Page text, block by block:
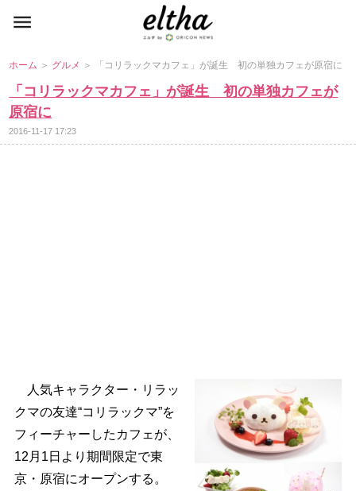
ホーム ＞ グルメ ＞ 「コリラックマカフェ」が誕生 初の単独カフェが原宿に
「コリラックマカフェ」が誕生 初の単独カフェが
原宿に
2016-11-17 17:23
人気キャラクター・リラッ
クマの友達“コリラックマ”を
フィーチャーしたカフェが、
12月1日より期間限定で東
京・原宿にオープンする。